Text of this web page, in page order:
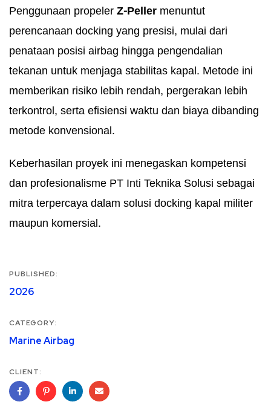
Penggunaan propelerZ-Pellermenuntut
perencanaan docking yang presisi, mulai dari
penataan posisi airbag hingga pengendalian
tekanan untuk menjaga stabilitas kapal. Metode ini
memberikan risiko lebih rendah, pergerakan lebih
terkontrol, serta efisiensi waktu dan biaya dibanding
metode konvensional.
Keberhasilan proyek ini menegaskan kompetensi
dan profesionalisme PT Inti Teknika Solusi sebagai
mitra terpercaya dalam solusi docking kapal militer
maupun komersial.
PUBLISHED:
2026
CATEGORY:
Marine Airbag
CLIENT: